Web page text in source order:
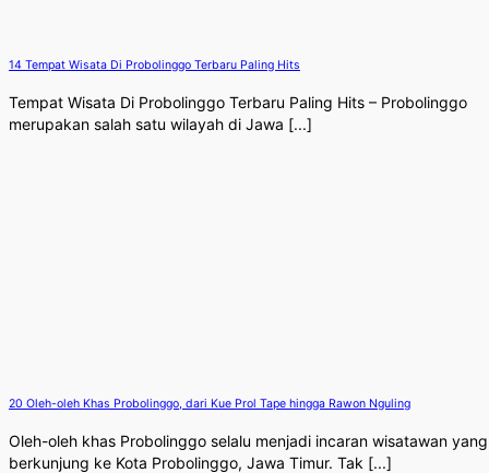
14 Tempat Wisata Di Probolinggo Terbaru Paling Hits
Tempat Wisata Di Probolinggo Terbaru Paling Hits – Probolinggo
merupakan salah satu wilayah di Jawa [...]
20 Oleh-oleh Khas Probolinggo, dari Kue Prol Tape hingga Rawon Nguling
Oleh-oleh khas Probolinggo selalu menjadi incaran wisatawan yang
berkunjung ke Kota Probolinggo, Jawa Timur. Tak [...]